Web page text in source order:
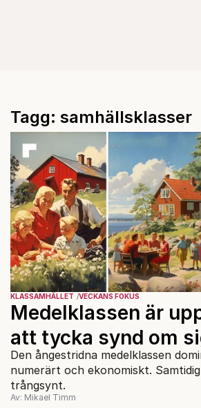
Tagg: samhällsklasser
KLASSAMHÄLLET VECKANS FOKUS
Medelklassen är
att tycka synd om
Den ångestridna medelklassen
numerärt och ekonomiskt.
trångsynt.
Av: Mikael Timm